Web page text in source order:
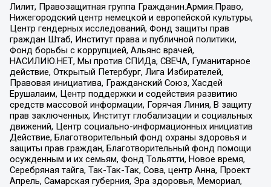
Лилит, Правозащитная группа Гражданин.Армия.Право,
Нижегородский центр немецкой и европейской культуры,
Центр гендерных исследований, Фонд защиты прав
граждан Штаб, Институт права и публичной политики,
Фонд борьбы с коррупцией, Альянс врачей,
НАСИЛИЮ.НЕТ, Мы против СПИДа, СВЕЧА, Гуманитарное
действие, Открытый Петербург, Лига Избирателей,
Правовая инициатива, Гражданский Союз, Хасдей
Ерушалаим, Центр поддержки и содействия развитию
средств массовой информации, Горячая Линия, В защиту
прав заключенных, Институт глобализации и социальных
движений, Центр социально-информационных инициатив
Действие, Благотворительный фонд охраны здоровья и
защиты прав граждан, Благотворительный фонд помощи
осужденным и их семьям, Фонд Тольятти, Новое время,
Серебряная тайга, Так-Так-Так, Сова, центр Анна, Проект
Апрель, Самарская губерния, Эра здоровья, Мемориал,